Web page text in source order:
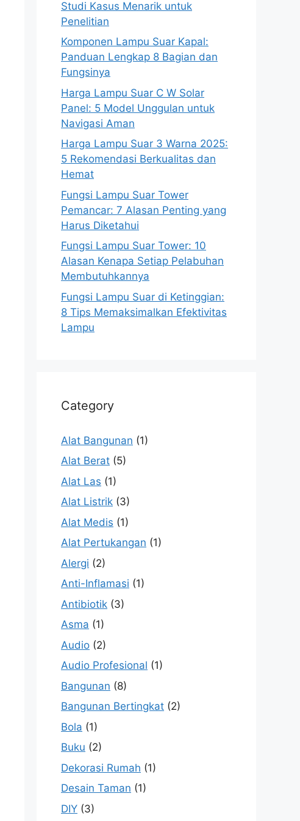
Studi Kasus Menarik untuk
Penelitian
Komponen Lampu Suar Kapal:
Panduan Lengkap 8 Bagian dan
Fungsinya
Harga Lampu Suar C W Solar
Panel: 5 Model Unggulan untuk
Navigasi Aman
Harga Lampu Suar 3 Warna 2025:
5 Rekomendasi Berkualitas dan
Hemat
Fungsi Lampu Suar Tower
Pemancar: 7 Alasan Penting yang
Harus Diketahui
Fungsi Lampu Suar Tower: 10
Alasan Kenapa Setiap Pelabuhan
Membutuhkannya
Fungsi Lampu Suar di Ketinggian:
8 Tips Memaksimalkan Efektivitas
Lampu
Category
Alat Bangunan (1)
Alat Berat (5)
Alat Las (1)
Alat Listrik (3)
Alat Medis (1)
Alat Pertukangan (1)
Alergi (2)
Anti-Inflamasi (1)
Antibiotik (3)
Asma (1)
Audio (2)
Audio Profesional (1)
Bangunan (8)
Bangunan Bertingkat (2)
Bola (1)
Buku (2)
Dekorasi Rumah (1)
Desain Taman (1)
DIY (3)